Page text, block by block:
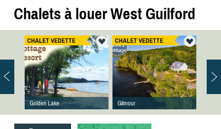
Chalets à louer West Guilford
CHALET VEDETTE
Golden Lake
CHALET VEDETTE
Gilmour